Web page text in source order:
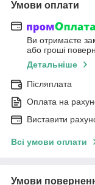
Умови оплати
Ви отримаєте
або гроші
Детальніше
Післяплата
Оплата на
Виставити
Всі умови оплати
Умови